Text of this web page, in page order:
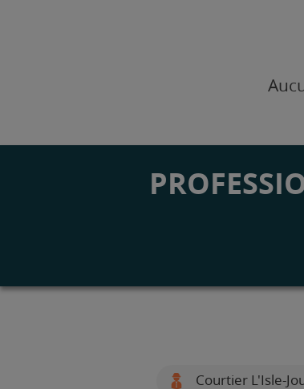
Courtier L'Isle-